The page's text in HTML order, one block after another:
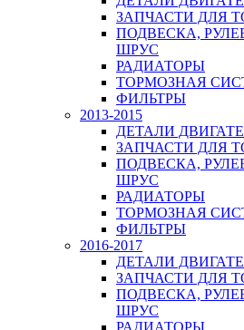
ЗАПЧАСТИ ДЛЯ
ПОДВЕСКА,
ШРУС
РАДИАТОРЫ
ТОРМОЗНАЯ
ФИЛЬТРЫ
2013-2015
ДЕТАЛИ
ЗАПЧАСТИ ДЛЯ
ПОДВЕСКА,
ШРУС
РАДИАТОРЫ
ТОРМОЗНАЯ
ФИЛЬТРЫ
2016-2017
ДЕТАЛИ
ЗАПЧАСТИ ДЛЯ
ПОДВЕСКА,
ШРУС
РАДИАТОРЫ